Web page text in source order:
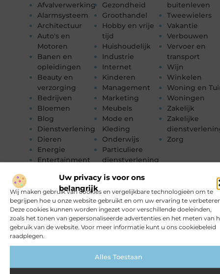
Uw privacy is voor ons
belangrijk
Wij maken gebruik van cookies en vergelijkbare technologieën om te
begrijpen hoe u onze website gebruikt en om uw ervaring te
Deze cookies kunnen worden ingezet voor verschillende doeleinden,
zoals het tonen van gepersonaliseerde advertenties en het meten van
gebruik van de website. Voor meer informatie kunt u ons cookiebeleid
raadplegen.
Alles Toestaan
Afvalverwerking
Alarmsysteem
Architectuur
Auto's en
Motoren
Banen en
opleidingen
Beauty en
verzorging
Bedrijven
Bloemen
Blog
Dienstverlening
Dieren
Energie
Entertainment
Gezondheid
Groothandel
Hobby en vrije
tijd
Huishoudelijk
Industrie
Internet
Kinderen
Management
Marketing
Meubels
Mode en
Kleding
Onderwijs
Particuliere
dienstverlening
buitenleven
Tweewielers
Vakantie
Verbouwen
Vervoer en
transport
Wijn
Winkelen
Woning en
Woningen
Zakelijk
Zakelijke
Zorg